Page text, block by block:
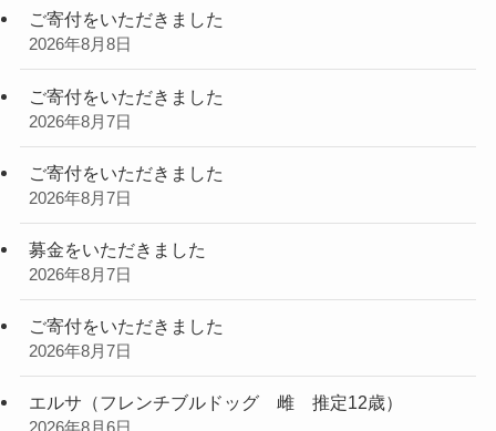
ご寄付をいただきました
2026年8月8日
ご寄付をいただきました
2026年8月7日
ご寄付をいただきました
2026年8月7日
募金をいただきました
2026年8月7日
ご寄付をいただきました
2026年8月7日
エルサ（フレンチブルドッグ 雌 推定12歳）